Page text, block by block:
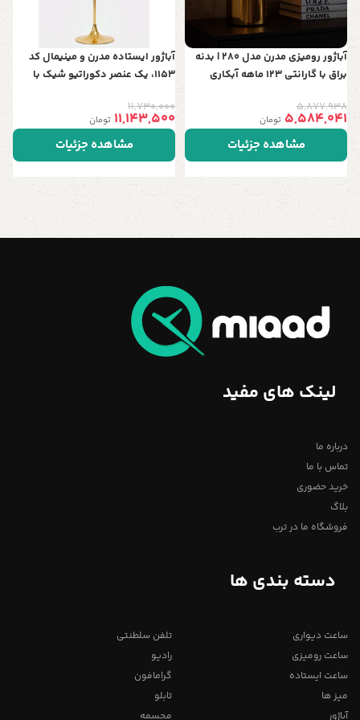
آباژور رومیزی مدرن مدل 280 | بدنه
براق با گارانتی 123 ماهه آبکاری
5,877,938
5,584,041 تومان
مشاهده جزئیات
آباژور ایستاده مدرن و مینیمال کد
1153، یک عنصر دکوراتیو شیک با
رنگ خاص و جذاب
11,730,000
11,143,500 تومان
مشاهده جزئیات
لینک های مفید
درباره ما
تماس با ما
خرید حضوری
بلاگ
فروشگاه ما در ترب
دسته بندی ها
ساعت دیواری
ساعت رومیزی
ساعت ایستاده
میز ها
آباژور
تلفن سلطنتی
رادیو
گرامافون
تابلو
مجسمه